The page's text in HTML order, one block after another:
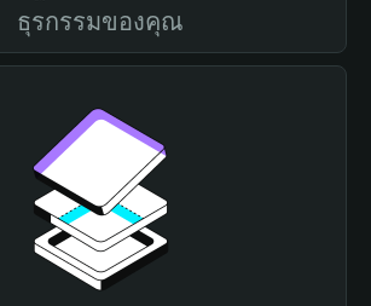
ธุรกรรมของคุณ